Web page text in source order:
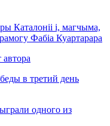
Каталоніі і, магчыма,
Фабіа Куартарара
в третий день
одного из